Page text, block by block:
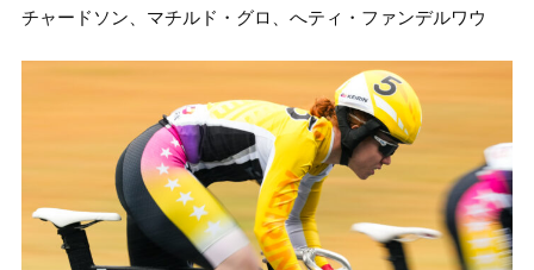
チャードソン、マチルド・グロ、へティ・ファンデルワウ